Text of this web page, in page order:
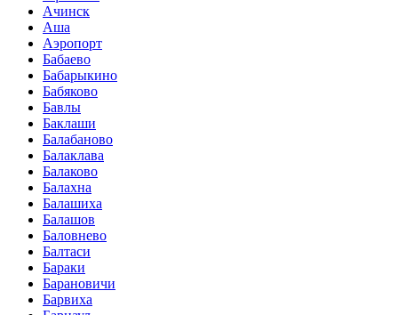
Ачинск
Аша
Аэропорт
Бабаево
Бабарыкино
Бабяково
Бавлы
Баклаши
Балабаново
Балаклава
Балаково
Балахна
Балашиха
Балашов
Баловнево
Балтаси
Бараки
Барановичи
Барвиха